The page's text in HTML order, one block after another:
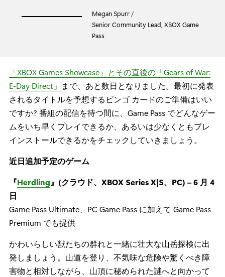
Megan Spurr /
Senior Community Lead, XBOX Game
Pass
「XBOX Games Showcase」とその直後の「Gears of War:
E-Day Direct」 まで、あと数日となりました。最初に発表
されるタイトルを予想するビンゴ カードのご準備はいい
ですか? 番組の配信を待つ間に、Game Pass でどんなゲー
ムをいち早くプレイできるか、あるいは少なくともプレ
インストールできるかをチェックしていきましょう。
近日追加予定のゲーム
『Herdling』(クラウド、XBOX Series X|S、PC) – 6 月 4
日
Game Pass Ultimate、PC Game Pass に加えて Game Pass
Premium でも提供
かわいらしい獣たちの群れと一緒に壮大な山岳探検に出
発しましょう。山道を登り、不気味な危険や驚くべき障
害物と相対しながら、山頂に秘められた謎へと向かって